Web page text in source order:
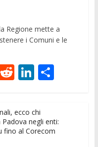
Regione mette a
i Comuni e le
ss
R
di
t
Li
k
e
dI
C
di
vi
ecco chi
negli enti:
fino al Corecom